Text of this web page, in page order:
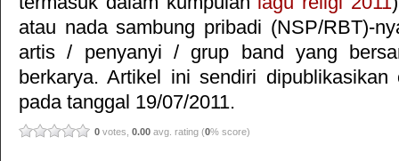
atau nada sambung pribadi (NSP/RBT)-
artis / penyanyi / grup band yang
berkarya. Artikel ini sendiri
pada tanggal 19/07/2011.
0 votes, 0.00 avg. rating (0% score)